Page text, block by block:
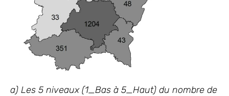
a) Les 5 niveaux (1_Bas à 5_Haut) du nombre de